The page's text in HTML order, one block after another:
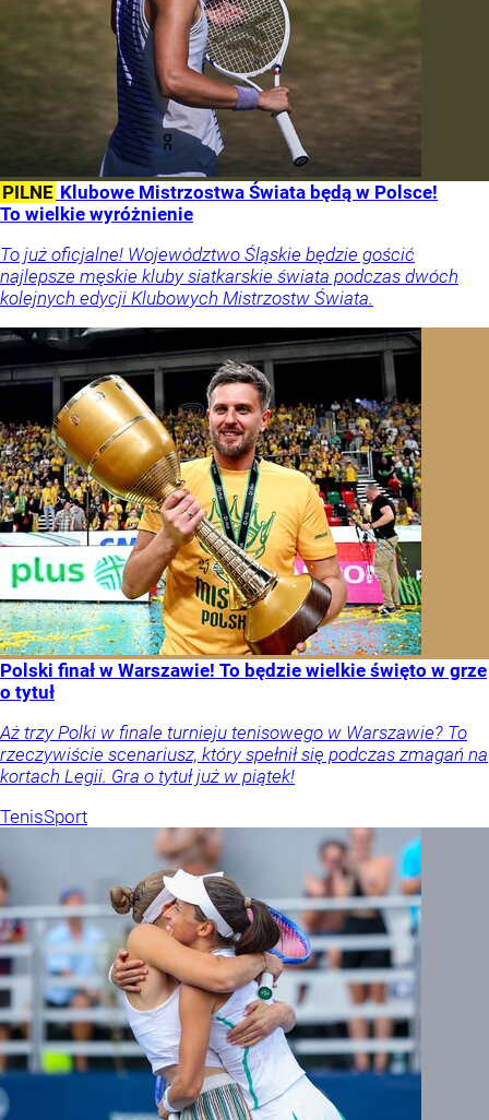
PILNE Klubowe Mistrzostwa Świata będą w Polsce!
To wielkie wyróżnienie
To już oficjalne! Województwo Śląskie będzie gościć
najlepsze męskie kluby siatkarskie świata podczas dwóch
kolejnych edycji Klubowych Mistrzostw Świata.
Polski finał w Warszawie! To będzie wielkie święto w grze
o tytuł
Aż trzy Polki w finale turnieju tenisowego w Warszawie? To
rzeczywiście scenariusz, który spełnił się podczas zmagań na
kortach Legii. Gra o tytuł już w piątek!
TenisSport